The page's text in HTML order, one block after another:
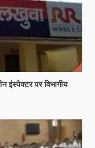
इंस्पेक्टर पर विभागीय